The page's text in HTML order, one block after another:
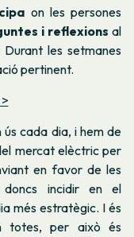
on les persones
i reflexionsal
les setmanes
pertinent.
ús cada dia, i hem de
mercat elèctric per
en favor de les
incidir en el
més estratègic. I és
totes, per això és